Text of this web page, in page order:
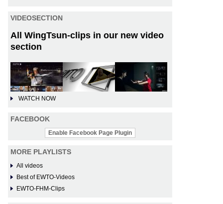
VIDEOSECTION
All WingTsun-clips in our new video
section
WATCH NOW
FACEBOOK
Enable Facebook Page Plugin
MORE PLAYLISTS
All videos
Best of EWTO-Videos
EWTO-FHM-Clips